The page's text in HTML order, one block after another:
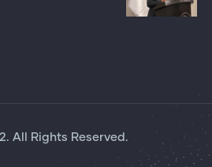
All Rights Reserved.